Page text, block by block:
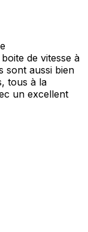
de vitesse à
sont aussi bien
tous à la
un excellent